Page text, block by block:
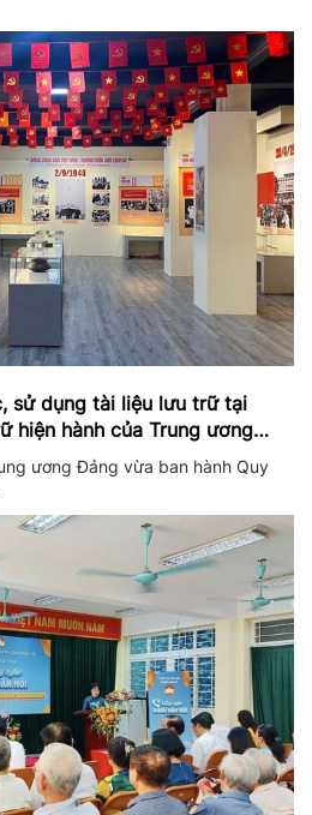
sử dụng tài liệu lưu trữ tại
hiện hành của Trung ương
ương Đảng
ương Đảng vừa ban hành Quy